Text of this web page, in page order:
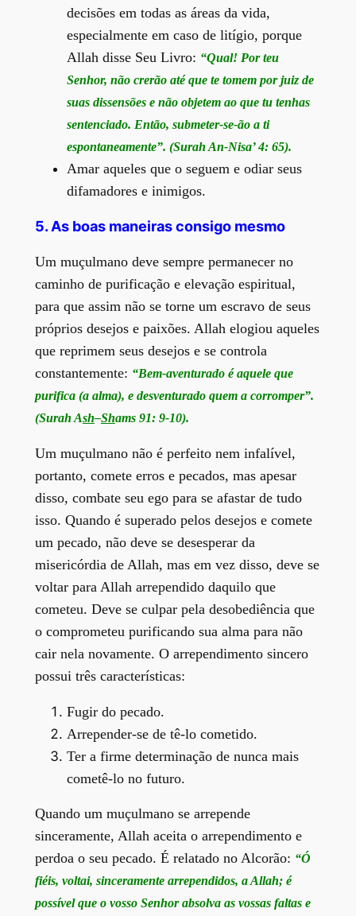
decisões em todas as áreas da vida,
especialmente em caso de litígio, porque
Allah disse Seu Livro: “Qual! Por teu
Senhor, não crerão até que te tomem por juiz de
suas dissensões e não objetem ao que tu tenhas
sentenciado. Então, submeter-se-ão a ti
espontaneamente”. (Surah An-Nisa’ 4: 65).
Amar aqueles que o seguem e odiar seus
difamadores e inimigos.
5. As boas maneiras consigo mesmo
Um muçulmano deve sempre permanecer no
caminho de purificação e elevação espiritual,
para que assim não se torne um escravo de seus
próprios desejos e paixões. Allah elogiou aqueles
que reprimem seus desejos e se controla
constantemente: “Bem-aventurado é aquele que
purifica (a alma), e desventurado quem a corromper”.
(Surah Ash–Shams 91: 9-10).
Um muçulmano não é perfeito nem infalível,
portanto, comete erros e pecados, mas apesar
disso, combate seu ego para se afastar de tudo
isso. Quando é superado pelos desejos e comete
um pecado, não deve se desesperar da
misericórdia de Allah, mas em vez disso, deve se
voltar para Allah arrependido daquilo que
cometeu. Deve se culpar pela desobediência que
o comprometeu purificando sua alma para não
cair nela novamente. O arrependimento sincero
possui três características:
Fugir do pecado.
Arrepender-se de tê-lo cometido.
Ter a firme determinação de nunca mais
cometê-lo no futuro.
Quando um muçulmano se arrepende
sinceramente, Allah aceita o arrependimento e
perdoa o seu pecado. É relatado no Alcorão: “Ó
fiéis, voltai, sinceramente arrependidos, a Allah; é
possível que o vosso Senhor absolva as vossas faltas e